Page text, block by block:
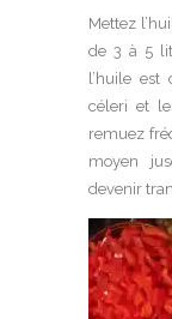
Mettez
de 3 à 5
l’huile
céleri et
remuez
moyen
devenir